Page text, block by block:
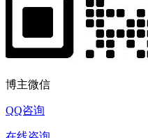
博主微信
QQ咨询